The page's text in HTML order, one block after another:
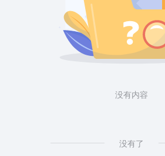
没有内容
没有了